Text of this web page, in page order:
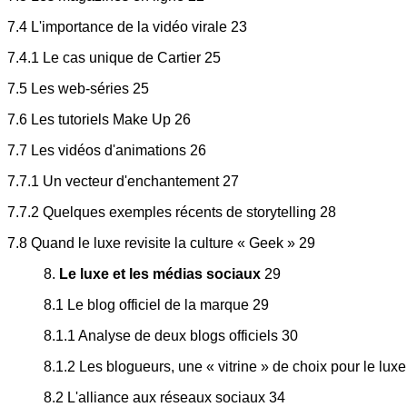
7.4 L'importance de la vidéo virale 23
7.4.1 Le cas unique de Cartier 25
7.5 Les web-séries 25
7.6 Les tutoriels Make Up 26
7.7 Les vidéos d'animations 26
7.7.1 Un vecteur d'enchantement 27
7.7.2 Quelques exemples récents de storytelling 28
7.8 Quand le luxe revisite la culture « Geek » 29
8. Le luxe et les médias sociaux 29
8.1 Le blog officiel de la marque 29
8.1.1 Analyse de deux blogs officiels 30
8.1.2 Les blogueurs, une « vitrine » de choix pour le
8.2 L'alliance aux réseaux sociaux 34